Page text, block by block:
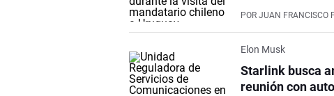
POR JUAN FRANCISCO
Elon Musk
Starlink busca
reunión con